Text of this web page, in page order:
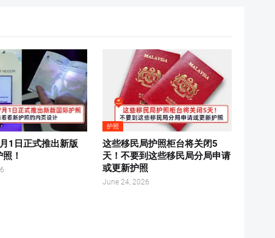
1日正式推出新版
！
护照
这些移民局护照柜台将关闭5
天！不要到这些移民局分局申请
或更新护照
June 24, 2026